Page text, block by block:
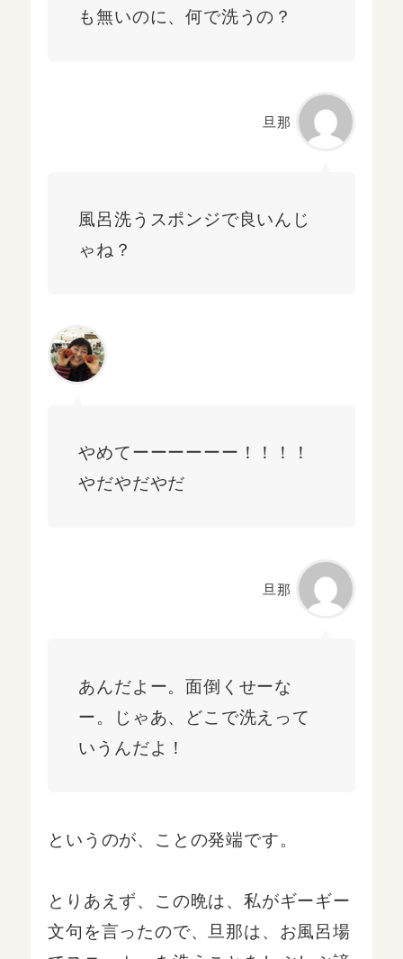
も無いのに、何で洗うの？
旦那
風呂洗うスポンジで良いんじ
ゃね？
やめてーーーーーー！！！！
やだやだやだ
旦那
あんだよー。面倒くせーな
ー。じゃあ、どこで洗えって
いうんだよ！
というのが、ことの発端です。
とりあえず、この晩は、私がギーギー
文句を言ったので、旦那は、お風呂場